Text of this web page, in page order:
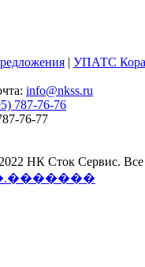
| УПАТС
info@nkss.ru
787-76-76
76-77
НК Сток Сервис.